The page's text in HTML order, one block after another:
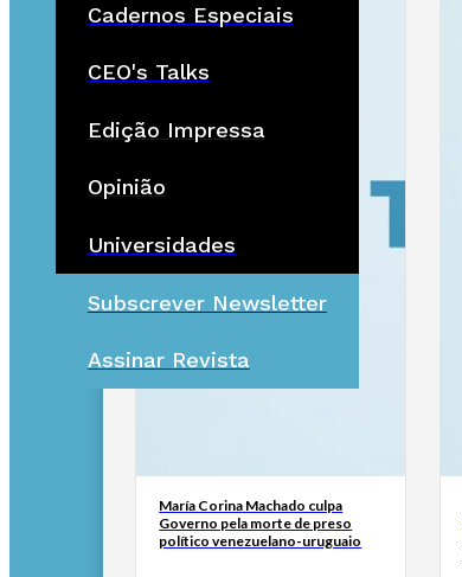
Cadernos Especiais
CEO's Talks
Edição Impressa
Opinião
Universidades
Subscrever Newsletter
Assinar Revista
María Corina Machado culpa
Governo pela morte de preso
político venezuelano-uruguaio